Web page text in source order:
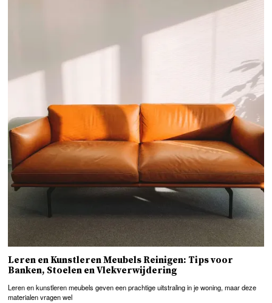
Leren en Kunstleren Meubels Reinigen: Tips voor
Banken, Stoelen en Vlekverwijdering
Leren en kunstleren meubels geven een prachtige uitstraling in je woning, maar deze
materialen vragen wel